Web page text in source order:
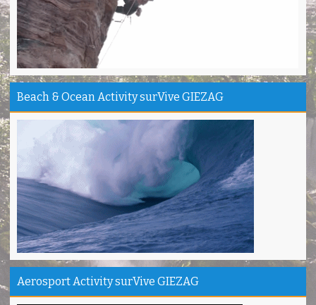
Deni - Sumedang
Pantai Batuhiu mantap...
Shella - Semarang
Haturnuhun Kang Ali Gn.Salamet seru lho
Nadia - Bandung
Anita - Bandung
Mind managementnya mantap!
Tiara - Bandung
Gn.Semeru mantap, Thanks gan!
Matius Sinaga - Lampung
Gn.Ciremai seru banget
Ridwan - Bekasi
Pokonya seru, Amazing gmana?!
Thanks Gn.Ciremai mantap
Beach & Ocean Activity surVive GIEZAG
Aerosport Activity surVive GIEZAG